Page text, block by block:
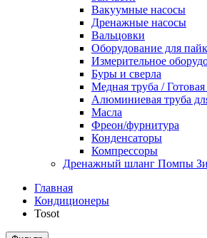
Вакуумные насосы
Дренажные насосы
Вальцовки
Оборудование для
Измерительное
Буры и сверла
Медная труба / Готовая
Алюминиевая труба
Масла
Фреон/фурнитура
Конденсаторы
Компрессоры
Дренажный шланг Помпы
Главная
Кондиционеры
Tosot